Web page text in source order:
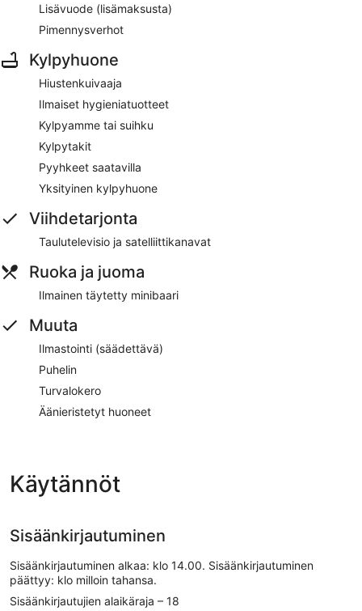
Lisävuode (lisämaksusta)
Pimennysverhot
Kylpyhuone
Hiustenkuivaaja
Ilmaiset hygieniatuotteet
Kylpyamme tai suihku
Kylpytakit
Pyyhkeet saatavilla
Yksityinen kylpyhuone
Viihdetarjonta
Taulutelevisio ja satelliittikanavat
Ruoka ja juoma
Ilmainen täytetty minibaari
Muuta
Ilmastointi (säädettävä)
Puhelin
Turvalokero
Äänieristetyt huoneet
Käytännöt
Sisäänkirjautuminen
Sisäänkirjautuminen alkaa: klo 14.00. Sisäänkirjautuminen
päättyy: klo milloin tahansa.
Sisäänkirjautujien alaikäraja – 18